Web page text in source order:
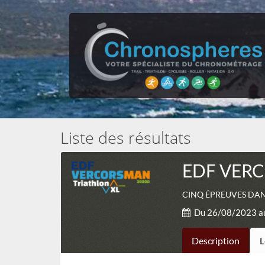
Liste des résultats
EDF
CINQ ÉPREUVES
Du 26/08/2023
Description